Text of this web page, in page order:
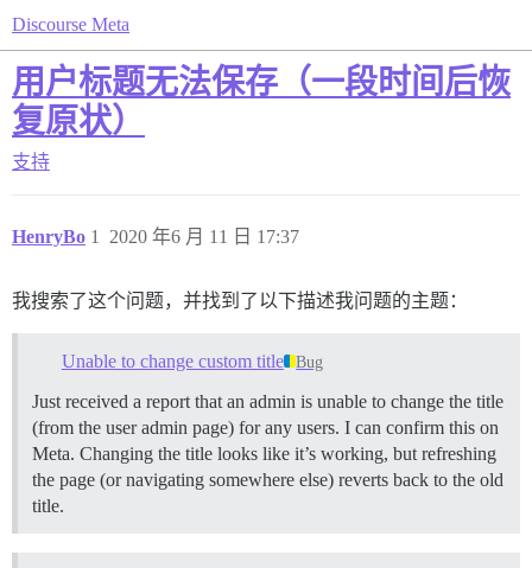
Discourse Meta
用户标题无法保存（一段时间后恢
复原状）
支持
HenryBo 2020 年6 月 11 日 17:37
1
我搜索了这个问题，并找到了以下描述我问题的主题：
Unable to change custom title Bug
Just received a report that an admin is unable to change the title
(from the user admin page) for any users. I can confirm this on
Meta. Changing the title looks like it’s working, but refreshing
the page (or navigating somewhere else) reverts back to the old
title.